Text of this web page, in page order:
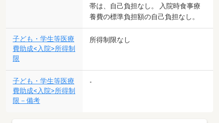
帯は、自己負担なし。 入院時食事療
養費の標準負担額の自己負担なし。
子ども・学生等医療
費助成<入院>所得制
限
所得制限なし
子ども・学生等医療
費助成<入院>所得制
限－備考
-